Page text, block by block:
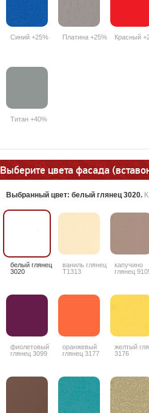
Синий +25% Платина +25% Красный
Титан +40%
Выберите цвета фасада
Выбранный цвет: белый глянец 3020.
белый глянец
3020
ваниль глянец
T1313
капучино
глянец
фиолетовый
глянец 3099
оранжевый
глянец 3177
желтый
3176